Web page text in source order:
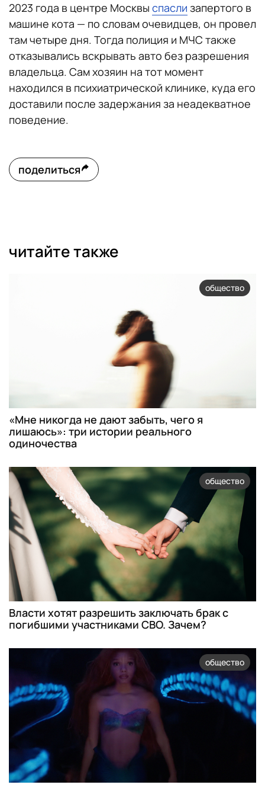
2023 года в центре Москвы спасли запертого в
машине кота — по словам очевидцев, он провел
там четыре дня. Тогда полиция и МЧС также
отказывались вскрывать авто без разрешения
владельца. Сам хозяин на тот момент
находился в психиатрической клинике, куда его
доставили после задержания за неадекватное
поведение.
поделиться
читайте также
общество
«Мне никогда не дают забыть, чего я
лишаюсь»: три истории реального
одиночества
общество
Власти хотят разрешить заключать брак с
погибшими участниками СВО. Зачем?
общество